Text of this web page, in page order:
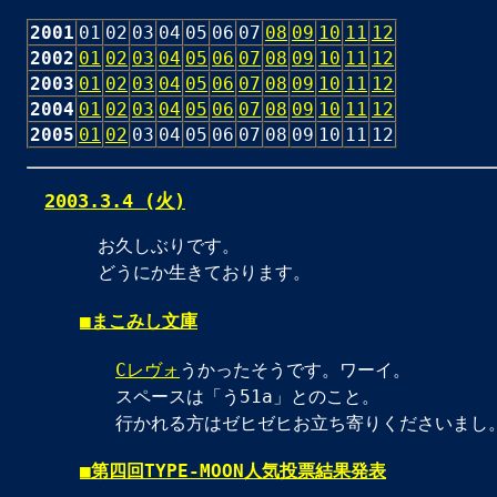
2001 01 02 03 04 05 06 07 08 09 10 11 12
2002 01 02 03 04 05 06 07 08 09 10 11 12
2003 01 02 03 04 05 06 07 08 09 10 11 12
2004 01 02 03 04 05 06 07 08 09 10 11 12
2005 01 02 03 04 05 06 07 08 09 10 11 12
2003.3.4 (火)
お久しぶりです。
どうにか生きております。
■まこみし文庫
Cレヴォ うかったそうです。ワーイ。
スペースは「う51a」とのこと。
行かれる方はゼヒゼヒお立ち寄りくださいまし
■第四回TYPE-MOON人気投票結果発表